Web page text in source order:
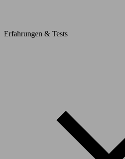
Erfahrungen & Tests